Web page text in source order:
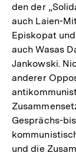
den der
auch Laien-
Episkopat
auch Wasas
Jankowski.
anderer
Gesprächs-
und die